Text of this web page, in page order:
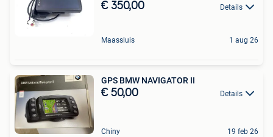
€ 350,00 Details
Maassluis 1 aug 26
GPS BMW NAVIGATOR II
€ 50,00 Details
Chiny 19 feb 26